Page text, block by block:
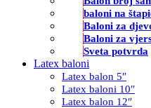
baloni na
Baloni za
Baloni za
Sveta potvrda
Latex baloni
Latex balon 5″
Latex baloni 10″
Latex balon 12″